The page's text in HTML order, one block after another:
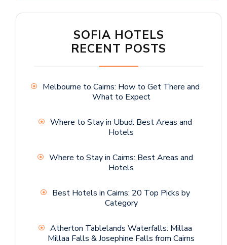
SOFIA HOTELS
RECENT POSTS
Melbourne to Cairns: How to Get There and
What to Expect
Where to Stay in Ubud: Best Areas and
Hotels
Where to Stay in Cairns: Best Areas and
Hotels
Best Hotels in Cairns: 20 Top Picks by
Category
Atherton Tablelands Waterfalls: Millaa
Millaa Falls & Josephine Falls from Cairns